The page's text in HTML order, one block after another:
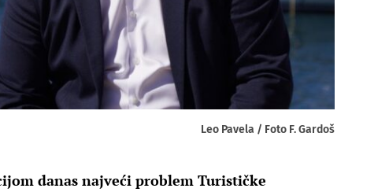
Leo Pavela / Foto F. Gardoš
danas najveći problem Turističke